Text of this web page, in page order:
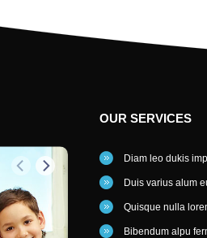
OUR SERVICES
Diam leo dukis
Duis varius alum
Quisque nulla
Bibendum alpu